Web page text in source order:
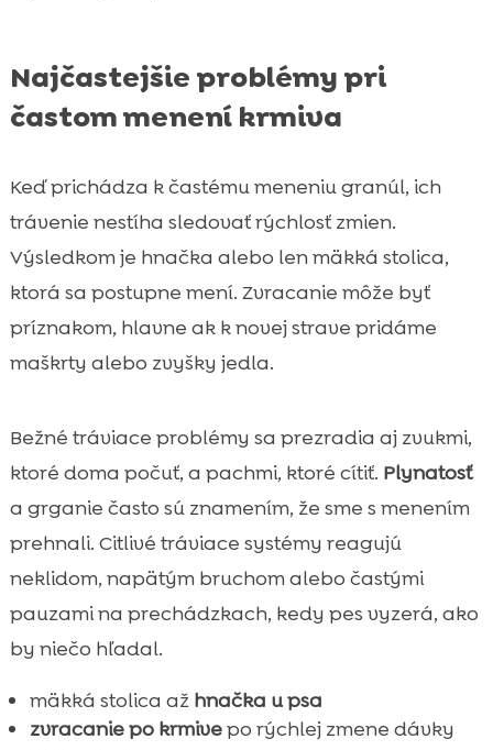
Najčastejšie problémy pri
častom menení krmiva
Keď prichádza k častému meneniu granúl, ich
trávenie nestíha sledovať rýchlosť zmien.
Výsledkom je hnačka alebo len mäkká stolica,
ktorá sa postupne mení. Zvracanie môže byť
príznakom, hlavne ak k novej strave pridáme
maškrty alebo zvyšky jedla.
Bežné tráviace problémy sa prezradia aj zvukmi,
ktoré doma počuť, a pachmi, ktoré cítiť. Plynatosť
a grganie často sú znamením, že sme s menením
prehnali. Citlivé tráviace systémy reagujú
neklidom, napätým bruchom alebo častými
pauzami na prechádzkach, kedy pes vyzerá, ako
by niečo hľadal.
mäkká stolica až hnačka u psa
zvracanie po krmivepo rýchlej zmene dávky